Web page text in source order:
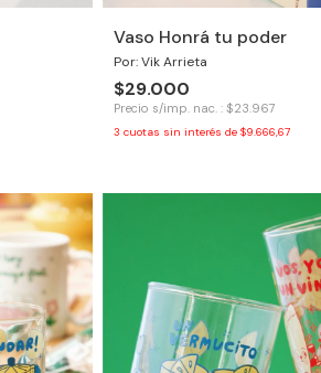
Vaso Honrá tu poder
Por: Vik Arrieta
$29.000
Precio s/imp. nac. : $23.967
3 cuotas sin interés de$9.666,67